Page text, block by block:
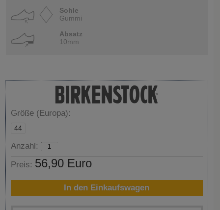
Sohle
Gummi
Absatz
10mm
Größe (Europa):
44
Anzahl:
Preis: 56,90 Euro
In den Einkaufswagen